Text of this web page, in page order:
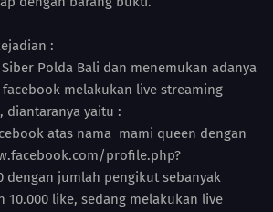
:
Polda Bali dan menemukan adanya
melakukan live streaming
yaitu :
atas nama mami queen dengan
profile.php?
dengan jumlah pengikut sebanyak
10.000 like, sedang melakukan live